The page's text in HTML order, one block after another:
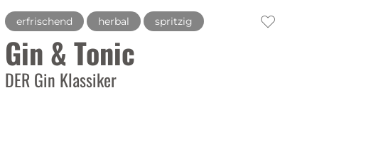
erfrischend herbal spritzig
Gin & Tonic
DER Gin Klassiker